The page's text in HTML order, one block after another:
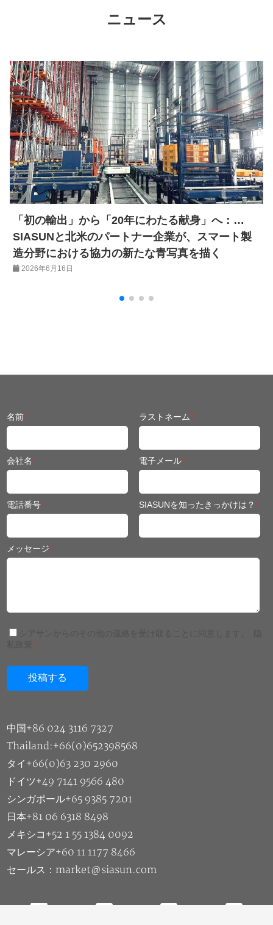
ニュース
「初の輸出」から「20年にわたる献身」へ：
SIASUNと北米のパートナー企業が、スマート製
造分野における協力の新たな青写真を描く
2026年6月16日
名前* ラストネーム*
会社名* 電子メール*
電話番号* SIASUNを知ったきっかけは？*
メッセージ*
*
中国+86 024 3116 7327
Thailand:+66(0)652398568
タイ+66(0)63 230 2960
ドイツ+49 7141 9566 480
シンガポール+65 9385 7201
日本+81 06 6318 8498
メキシコ+52 1 55 1384 0092
マレーシア+60 11 1177 8466
セールス：market@siasun.com